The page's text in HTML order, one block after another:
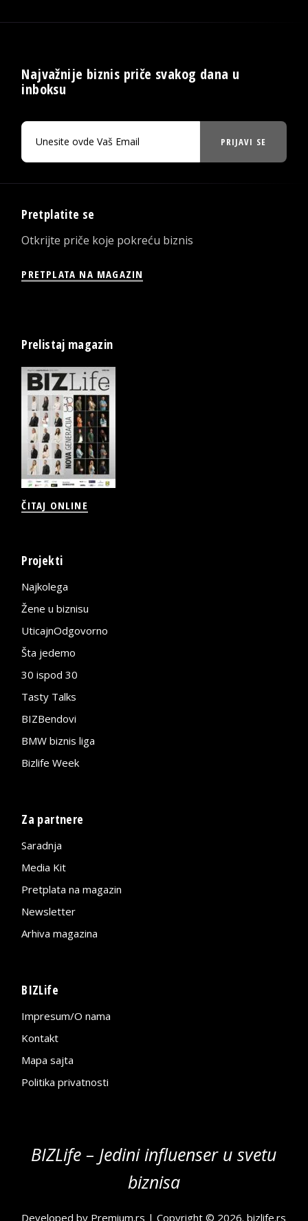
Najvažnije biznis priče svakog dana u
inboksu
PRIJAVI SE
Pretplatite se
Otkrijte priče koje pokreću biznis
PRETPLATA NA MAGAZIN
Prelistaj magazin
ČITAJ ONLINE
Projekti
Najkolega
Žene u biznisu
UticajnOdgovorno
Šta jedemo
30 ispod 30
Tasty Talks
BIZBendovi
BMW biznis liga
Bizlife Week
Za partnere
Saradnja
Media Kit
Pretplata na magazin
Newsletter
Arhiva magazina
BIZLife
Impresum/O nama
Kontakt
Mapa sajta
Politika privatnosti
BIZLife – Jedini influenser u svetu
biznisa
Developed by Premium.rs | Copyright © 2026.bizlife.rs